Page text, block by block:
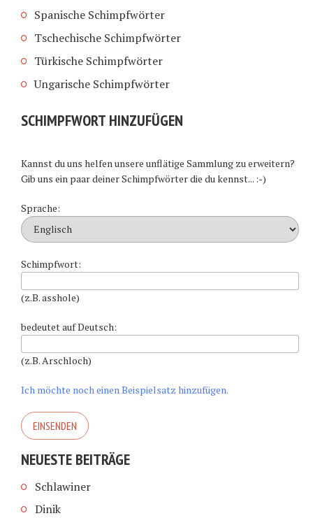
Spanische Schimpfwörter
Tschechische Schimpfwörter
Türkische Schimpfwörter
Ungarische Schimpfwörter
SCHIMPFWORT HINZUFÜGEN
Kannst du uns helfen unsere unflätige Sammlung zu erweitern?
Gib uns ein paar deiner Schimpfwörter die du kennst... :-)
Sprache:
Schimpfwort:
(z.B. asshole)
bedeutet auf Deutsch:
(z.B. Arschloch)
Ich möchte noch einen Beispielsatz hinzufügen.
NEUESTE BEITRÄGE
Schlawiner
Dinik